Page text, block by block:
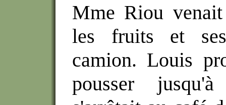
Mme Riou
les fruits et
camion. Louis
pousser